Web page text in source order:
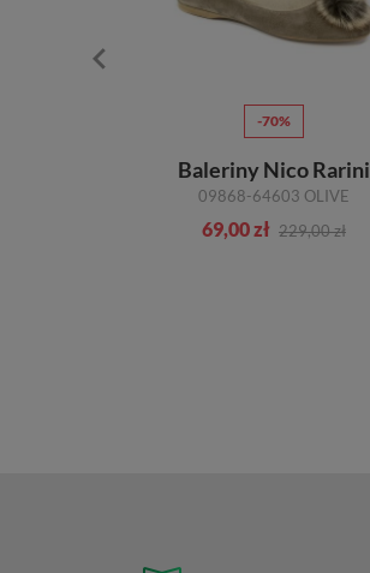
-70%
Baleriny Nico Rarini
09868-64603 OLIVE
69,00 zł 229,00 zł